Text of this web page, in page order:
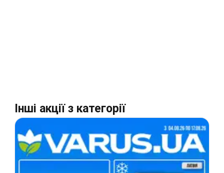
Інші акції з категорії